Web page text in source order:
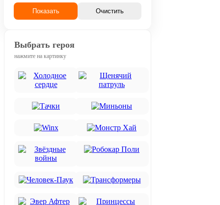
Показать Очистить
Выбрать героя
нажмите на картинку